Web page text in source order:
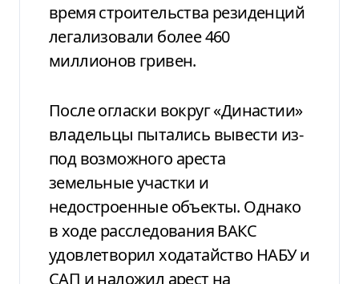
время строительства резиденций
легализовали более 460
миллионов гривен.
После огласки вокруг «Династии»
владельцы пытались вывести из-
под возможного ареста
земельные участки и
недостроенные объекты. Однако
в ходе расследования ВАКС
удовлетворил ходатайство НАБУ и
САП и наложил арест на